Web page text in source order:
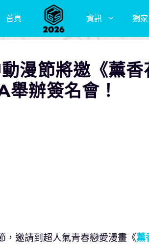
首頁 資訊 獨家
漫節將邀《薰香
辦簽名會！
，邀請到超人氣青春戀愛漫畫《薰